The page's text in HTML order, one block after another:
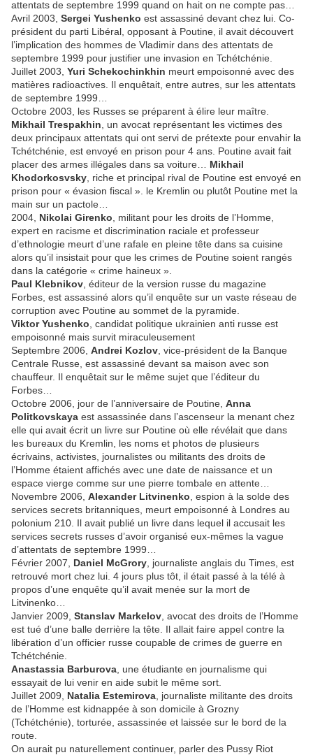
attentats de septembre 1999 quand on hait on ne compte pas…
Avril 2003, Sergei Yushenko est assassiné devant chez lui. Co-
président du parti Libéral, opposant à Poutine, il avait découvert
l’implication des hommes de Vladimir dans des attentats de
septembre 1999 pour justifier une invasion en Tchétchénie.
Juillet 2003, Yuri Schekochinkhin meurt empoisonné avec des
matières radioactives. Il enquêtait, entre autres, sur les attentats
de septembre 1999…
Octobre 2003, les Russes se préparent à élire leur maître.
Mikhail Trespakhin , un avocat représentant les victimes des
deux principaux attentats qui ont servi de prétexte pour envahir la
Tchétchénie, est envoyé en prison pour 4 ans. Poutine avait fait
placer des armes illégales dans sa voiture… Mikhail
Khodorkosvsky , riche et principal rival de Poutine est envoyé en
prison pour « évasion fiscal ». le Kremlin ou plutôt Poutine met la
main sur un pactole…
2004, Nikolai Girenko , militant pour les droits de l’Homme,
expert en racisme et discrimination raciale et professeur
d’ethnologie meurt d’une rafale en pleine tête dans sa cuisine
alors qu’il insistait pour que les crimes de Poutine soient rangés
dans la catégorie « crime haineux ».
Paul Klebnikov , éditeur de la version russe du magazine
Forbes, est assassiné alors qu’il enquête sur un vaste réseau de
corruption avec Poutine au sommet de la pyramide.
Viktor Yushenko , candidat politique ukrainien anti russe est
empoisonné mais survit miraculeusement
Septembre 2006, Andrei Kozlov , vice-président de la Banque
Centrale Russe, est assassiné devant sa maison avec son
chauffeur. Il enquêtait sur le même sujet que l’éditeur du
Forbes…
Octobre 2006, jour de l’anniversaire de Poutine, Anna
Politkovskaya est assassinée dans l’ascenseur la menant chez
elle qui avait écrit un livre sur Poutine où elle révélait que dans
les bureaux du Kremlin, les noms et photos de plusieurs
écrivains, activistes, journalistes ou militants des droits de
l’Homme étaient affichés avec une date de naissance et un
espace vierge comme sur une pierre tombale en attente…
Novembre 2006, Alexander Litvinenko , espion à la solde des
services secrets britanniques, meurt empoisonné à Londres au
polonium 210. Il avait publié un livre dans lequel il accusait les
services secrets russes d’avoir organisé eux-mêmes la vague
d’attentats de septembre 1999…
Février 2007, Daniel McGrory , journaliste anglais du Times, est
retrouvé mort chez lui. 4 jours plus tôt, il était passé à la télé à
propos d’une enquête qu’il avait menée sur la mort de
Litvinenko…
Janvier 2009, Stanslav Markelov , avocat des droits de l’Homme
est tué d’une balle derrière la tête. Il allait faire appel contre la
libération d’un officier russe coupable de crimes de guerre en
Tchétchénie.
Anastassia Barburova , une étudiante en journalisme qui
essayait de lui venir en aide subit le même sort.
Juillet 2009, Natalia Estemirova , journaliste militante des droits
de l’Homme est kidnappée à son domicile à Grozny
(Tchétchénie), torturée, assassinée et laissée sur le bord de la
route.
On aurait pu naturellement continuer, parler des Pussy Riot